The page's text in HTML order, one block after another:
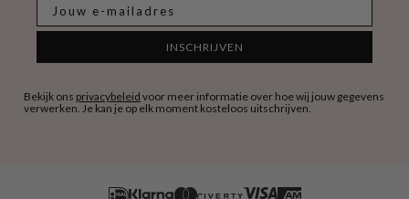
INSCHRIJVEN
Bekijk ons privacybeleid voor meer informatie over hoe wij jouw gegevens
verwerken. Je kan je op elk moment kosteloos uitschrijven.